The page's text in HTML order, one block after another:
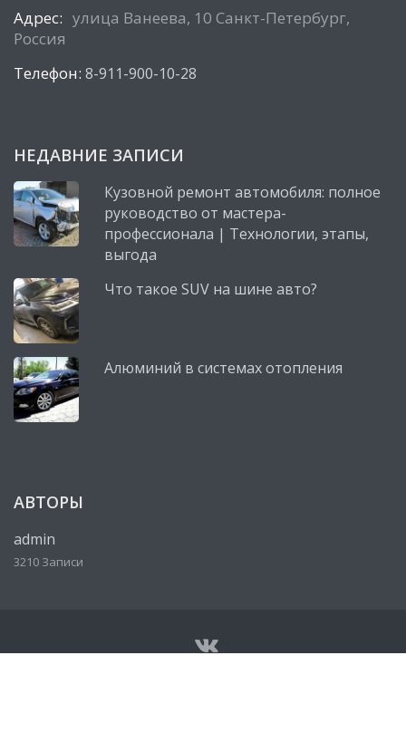
Адрес: улица Ванеева, 10 Санкт-Петербург,
Россия
Телефон: 8-911-900-10-28
НЕДАВНИЕ ЗАПИСИ
Кузовной ремонт автомобиля: полное
руководство от мастера-
профессионала | Технологии, этапы,
выгода
Что такое SUV на шине авто?
Алюминий в системах отопления
АВТОРЫ
admin
3210 Записи